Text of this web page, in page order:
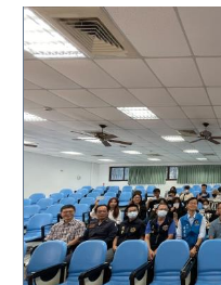
(ICERD)
區
English
Tiếng
Bahasa
Indonesia
ภาษา
防制人口販運的心。藍心
制人口販運意識，並動員
人機構的資源，一起防
件檢舉及被害人保護24小
外籍勞工及雇主多國語言
印、泰等5種語言) 2. 移
響鈴救我，人口販運案
何申請苗栗縣政府外籍
窗口： (一)勞青處：受理
公司職員為宣導對象之